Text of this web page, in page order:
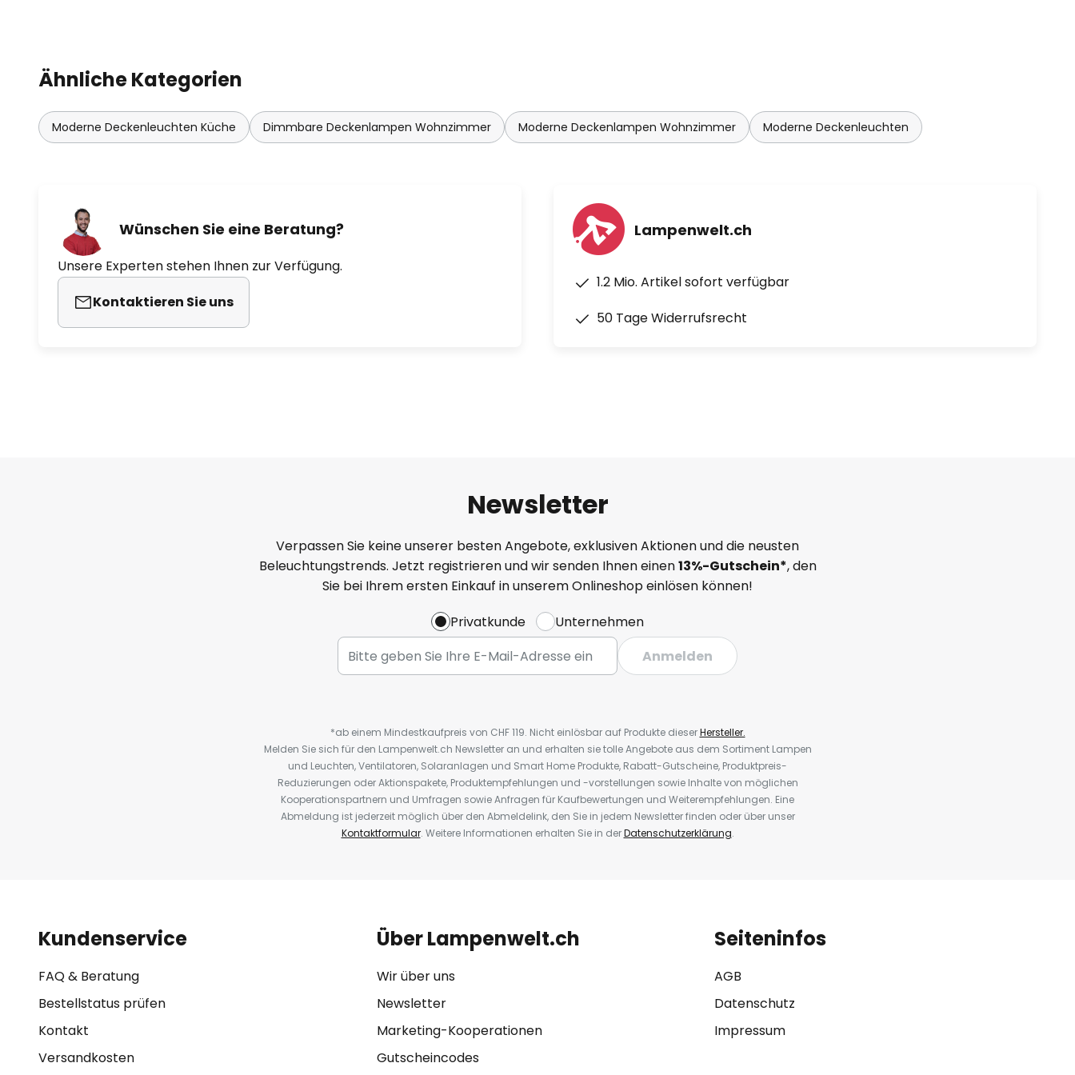
Ähnliche Kategorien
Moderne Deckenleuchten Küche Dimmbare Deckenlampen Wohnzimmer Moderne Deckenlampen Wohnzimmer Moderne Deckenleuchten
Wünschen Sie eine Beratung?
Unsere Experten stehen Ihnen zur Verfügung.
Kontaktieren Sie uns
Lampenwelt.ch
1.2 Mio. Artikel sofort verfügbar
50 Tage Widerrufsrecht
Newsletter
Verpassen Sie keine unserer besten Angebote, exklusiven Aktionen und die neusten
Beleuchtungstrends. Jetzt registrieren und wir senden Ihnen einen13%-Gutschein*, den
Sie bei Ihrem ersten Einkauf in unserem Onlineshop einlösen können!
Privatkunde
Unternehmen
Anmelden
*ab einem Mindestkaufpreis von CHF 119. Nicht einlösbar auf Produkte dieserHersteller.
Melden Sie sich für den Lampenwelt.ch Newsletter an und erhalten sie tolle Angebote aus dem Sortiment Lampen
und Leuchten, Ventilatoren, Solaranlagen und Smart Home Produkte, Rabatt-Gutscheine, Produktpreis-
Reduzierungen oder Aktionspakete, Produktempfehlungen und -vorstellungen sowie Inhalte von möglichen
Kooperationspartnern und Umfragen sowie Anfragen für Kaufbewertungen und Weiterempfehlungen. Eine
Abmeldung ist jederzeit möglich über den Abmeldelink, den Sie in jedem Newsletter finden oder über unser
Kontaktformular. Weitere Informationen erhalten Sie in derDatenschutzerklärung.
Kundenservice
FAQ & Beratung
Bestellstatus prüfen
Kontakt
Versandkosten
Über Lampenwelt.ch
Wir über uns
Newsletter
Marketing-Kooperationen
Gutscheincodes
Seiteninfos
AGB
Datenschutz
Impressum